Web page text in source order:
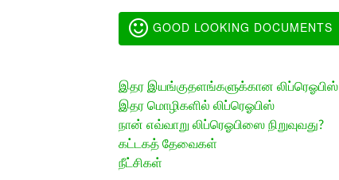
GOOD LOOKING DOCUMENTS
இதர இயங்குதளங்களுக்கான லிப்ரெஓபிஸ்
இதர மொழிகளில் லிப்ரெஓபிஸ்
நான் எவ்வாறு லிப்ரெஓபிஸை நிறுவுவது?
கட்டகத் தேவைகள்
நீட்சிகள்